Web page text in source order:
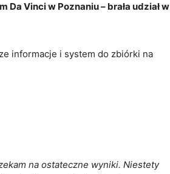
Vinci w Poznaniu – brała udział w
informacje i system do zbiórki na
na ostateczne wyniki. Niestety